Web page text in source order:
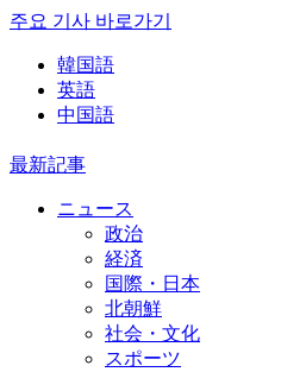
주요 기사 바로가기
韓国語
英語
中国語
最新記事
ニュース
政治
経済
国際・日本
北朝鮮
社会・文化
スポーツ